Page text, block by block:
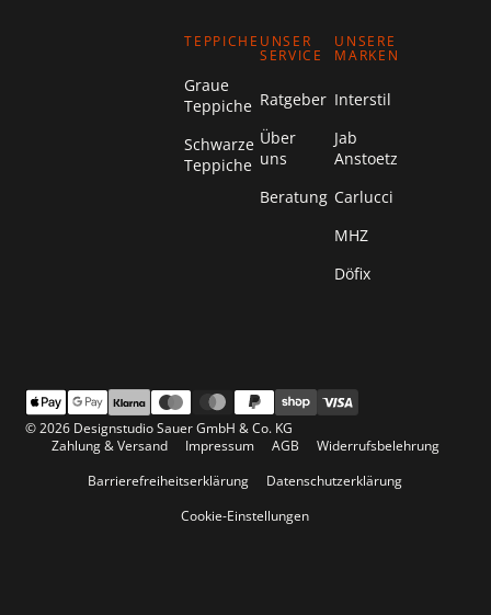
TEPPICHE
Graue
Teppiche
Schwarze
Teppiche
UNSER
SERVICE
Ratgeber
Über
uns
Beratung
UNSERE
MARKEN
Interstil
Jab
Anstoetz
Carlucci
MHZ
Döfix
© 2026 Designstudio Sauer GmbH & Co. KG
Zahlung & Versand
Impressum AGB
Widerrufsbelehrung
Barrierefreiheitserklärung
Datenschutzerklärung
Cookie-Einstellungen